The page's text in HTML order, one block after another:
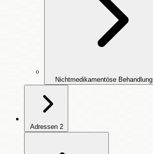
Nichtmedikamentöse Behandlung
Adressen 2